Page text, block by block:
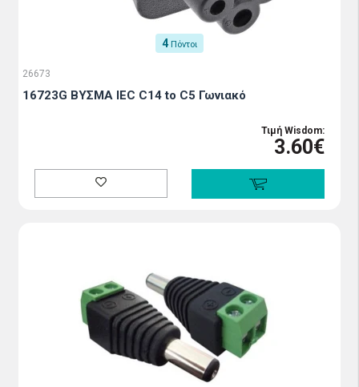
4 Πόντοι
26673
16723G ΒΥΣΜΑ IEC C14 to C5 Γωνιακό
Τιμή Wisdom:
3.60€